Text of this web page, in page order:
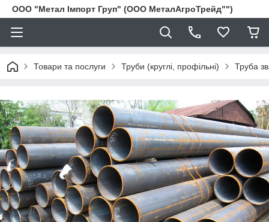
ООО "Метал Імпорт Груп" (ООО МеталАгроТрейд"")
Товари та послуги Труби (круглі, профільні) Труба